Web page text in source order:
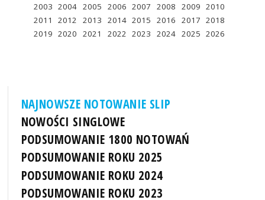
2003 2004 2005 2006 2007 2008 2009 2010
2011
2012 2013 2014 2015 2016 2017 2018
2019 2020 2021 2022 2023 2024 2025 2026
NAJNOWSZE NOTOWANIE SLIP
NOWOŚCI SINGLOWE
PODSUMOWANIE 1800 NOTOWAŃ
PODSUMOWANIE ROKU 2025
PODSUMOWANIE ROKU 2024
PODSUMOWANIE ROKU 2023